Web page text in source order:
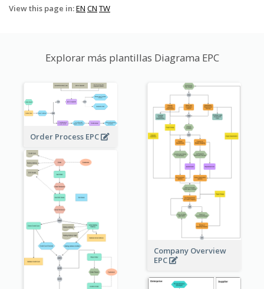
View this page in:EN CN TW
Explorar más plantillas Diagrama EPC
Order Process EPC
Company Overview
EPC